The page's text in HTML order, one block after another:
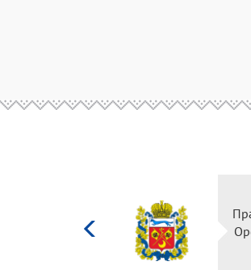
Министерство
культуры
Российской
федерации